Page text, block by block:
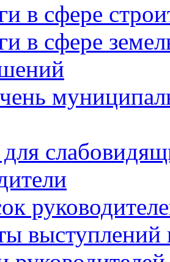
в сфере
в сфере
выступлений